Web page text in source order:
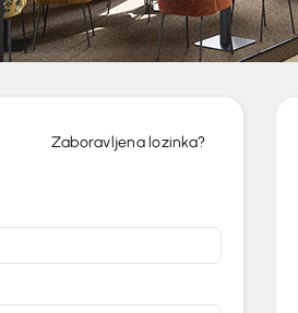
Zaboravljena lozinka?